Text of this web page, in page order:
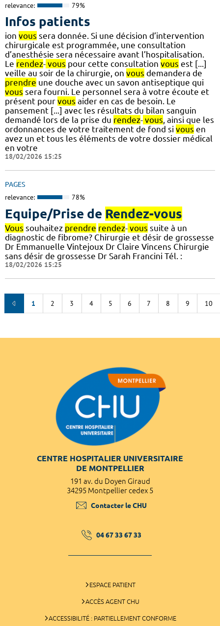
relevance: 79%
Infos patients
ion vous sera donnée. Si une décision d’intervention
chirurgicale est programmée, une consultation
d’anesthésie sera nécessaire avant l’hospitalisation.
Le rendez- vous pour cette consultation vous est [...]
veille au soir de la chirurgie, on vous demandera de
prendre une douche avec un savon antiseptique qui
vous sera fourni. Le personnel sera à votre écoute et
présent pour vous aider en cas de besoin. Le
pansement [...] avec les résultats du bilan sanguin
demandé lors de la prise du rendez- vous, ainsi que les
ordonnances de votre traitement de fond si vous en
avez un et tous les éléments de votre dossier médical
en votre
18/02/2026 15:25
PAGES
relevance: 78%
Equipe/Prise de Rendez-vous
Vous souhaitez prendre rendez- vous suite à un
diagnostic de fibrome? Chirurgie et désir de grossesse
Dr Emmanuelle Vintejoux Dr Claire Vincens Chirurgie
sans désir de grossesse Dr Sarah Francini Tél. :
18/02/2026 15:25
1 2 3 4 5 6 7 8 9 10
CENTRE HOSPITALIER UNIVERSITAIRE
DE MONTPELLIER
191 av. du Doyen Giraud
34295 Montpellier cedex 5
Contacter le CHU
04 67 33 67 33
ESPACE PATIENT
ACCÈS AGENT CHU
ACCESSIBILITÉ : PARTIELLEMENT CONFORME